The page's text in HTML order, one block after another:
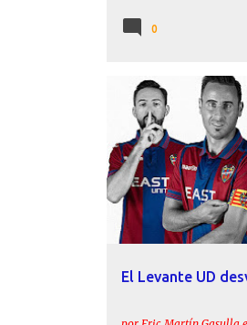
0
El Levante UD
ACTUALIDAD